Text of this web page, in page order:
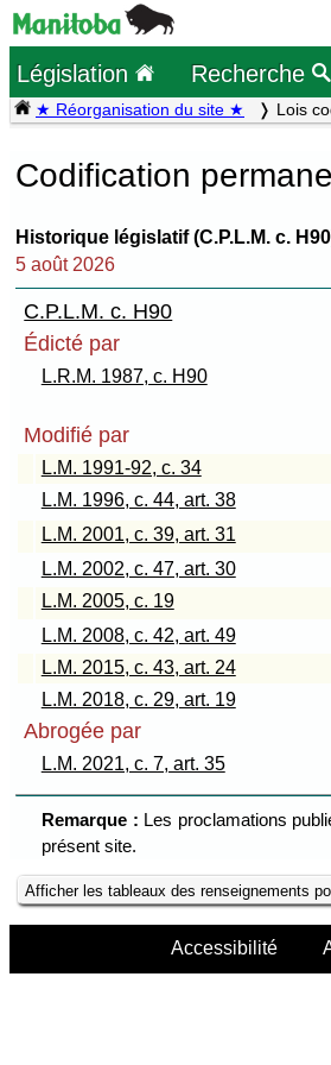
Législation Recherche
★ Réorganisation du site ★ Lois
Codification
Historique législatif (C.P.L.M. c.
5 août 2026
C.P.L.M. c. H90
Édicté par
L.R.M. 1987, c. H90
Modifié par
L.M. 1991-92, c. 34
L.M. 1996, c. 44, art. 38
L.M. 2001, c. 39, art. 31
L.M. 2002, c. 47, art. 30
L.M. 2005, c. 19
L.M. 2008, c. 42, art. 49
L.M. 2015, c. 43, art. 24
L.M. 2018, c. 29, art. 19
Abrogée par
L.M. 2021, c. 7, art. 35
Remarque : Les proclamations
présent site.
Afficher les tableaux des renseignements
Accessibilité